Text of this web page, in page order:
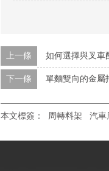
上一條 如何選擇與叉車
下一條 單麵雙向的金屬
本文標簽： 周轉料架 汽車